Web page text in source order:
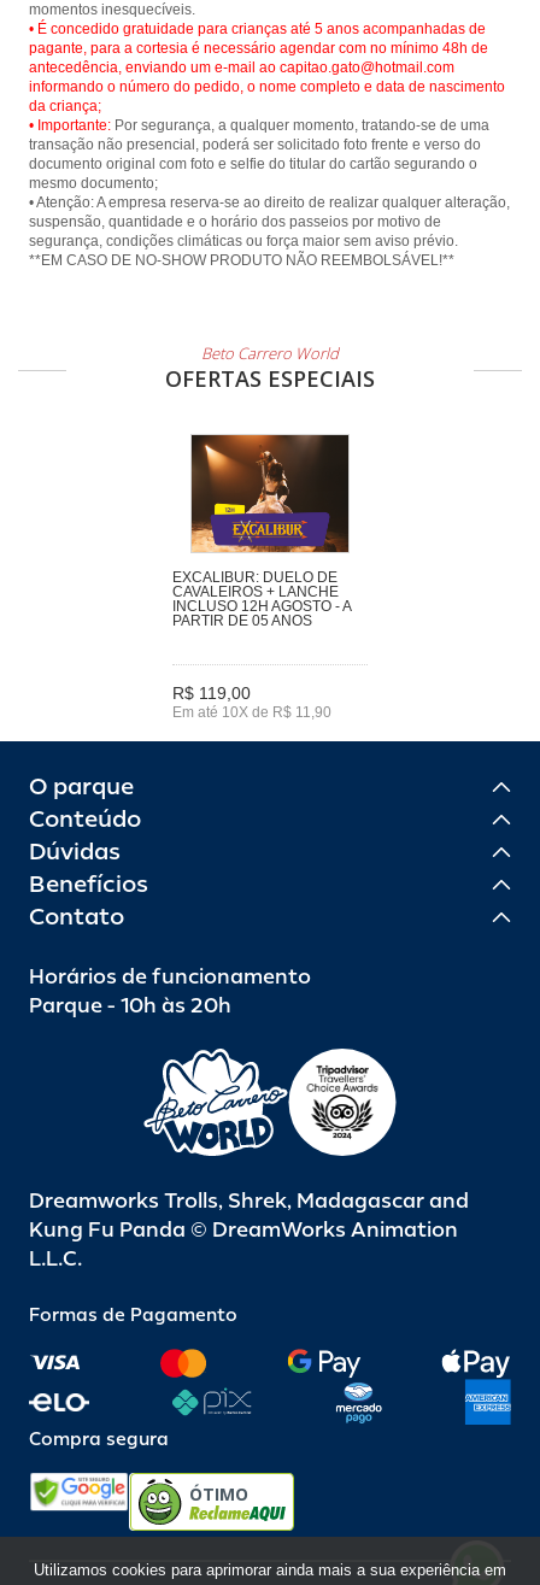
• É concedido gratuidade para crianças até 5 anos acompanhadas de
pagante, para a cortesia é necessário agendar com no mínimo 48h de
antecedência, enviando um e-mail ao capitao.gato@hotmail.com
informando o número do pedido, o nome completo e data de nascimento
da criança;
• Importante: Por segurança, a qualquer momento, tratando-se de uma
transação não presencial, poderá ser solicitado foto frente e verso do
documento original com foto e selfie do titular do cartão segurando o
mesmo documento;
• Atenção: A empresa reserva-se ao direito de realizar qualquer alteração,
suspensão, quantidade e o horário dos passeios por motivo de
segurança, condições climáticas ou força maior sem aviso prévio.
**EM CASO DE NO-SHOW PRODUTO NÃO REEMBOLSÁVEL!**
Beto Carrero World
OFERTAS ESPECIAIS
EXCALIBUR: DUELO DE
CAVALEIROS + LANCHE
INCLUSO 12H AGOSTO - A
PARTIR DE 05 ANOS
R$ 119,00
Em até 10X de R$ 11,90
O parque
Conteúdo
Dúvidas
Benefícios
Contato
Horários de funcionamento
Parque - 10h às 20h
Dreamworks Trolls, Shrek, Madagascar and
Kung Fu Panda © DreamWorks Animation
L.L.C.
Formas de Pagamento
Compra segura
ÓTIMO
Utilizamos cookies para aprimorar ainda mais a sua experiência em